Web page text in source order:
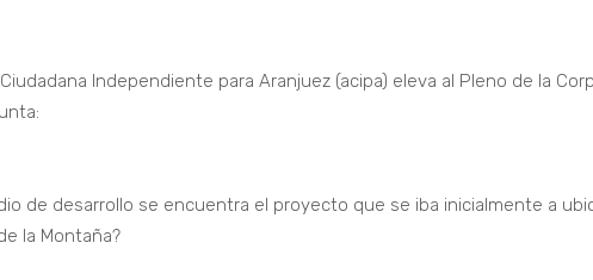
Independiente para Aranjuez (acipa) eleva al Pleno de la
de desarrollo se encuentra el proyecto que se iba inicialmente a
la Montaña?